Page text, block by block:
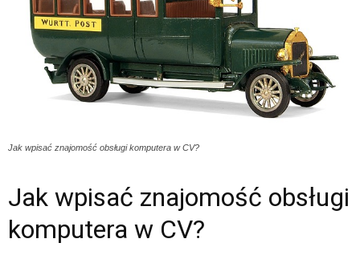
Jak wpisać znajomość obsługi komputera w CV?
Jak wpisać znajomość obsługi
komputera w CV?